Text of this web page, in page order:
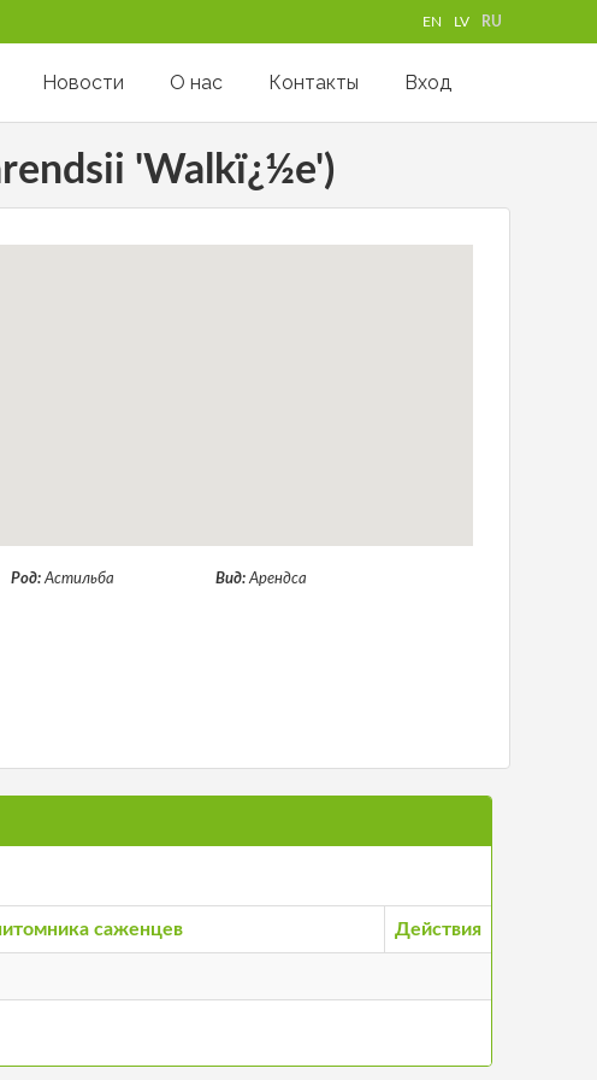
EN LV RU
Новости О нас Контакты Вход
'Walkï¿½e')
Род: Астильба Вид: Арендса
саженцев Действия